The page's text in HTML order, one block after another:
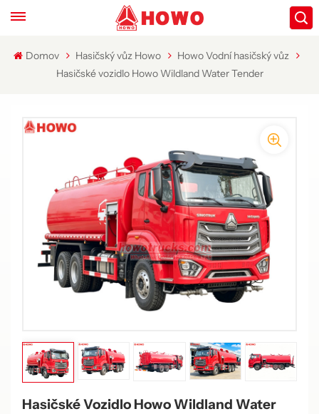
Domov Hasičský vůz Howo
Howo Vodní hasičský vůz
Hasičské vozidlo Howo Wildland Water Tender
Hasičské Vozidlo Howo Wildland Water